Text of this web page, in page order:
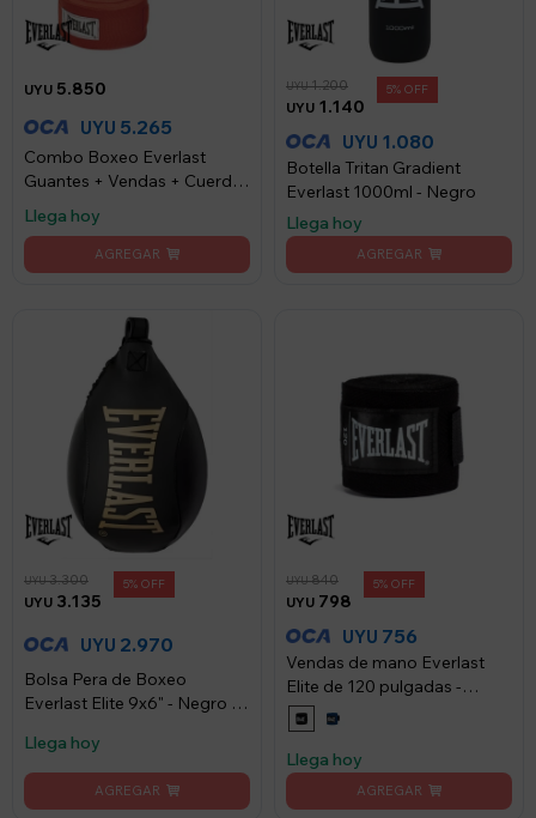
UYU 5.850
UYU 5.265
Combo Boxeo Everlast
Guantes + Vendas + Cuerda
Saltar
Llega hoy
UYU 1.140
UYU1.200 5
UYU 1.080
Botella Tritan Gradient
Everlast 1000ml - Negro
Llega hoy
UYU 3.135
UYU3.300 5
UYU 2.970
Bolsa Pera de Boxeo
Everlast Elite 9x6" - Negro y
Llega hoy
UYU 798
UYU840 5
UYU 756
Vendas de mano Everlast
Elite de 120 pulgadas -
Negro
Llega hoy